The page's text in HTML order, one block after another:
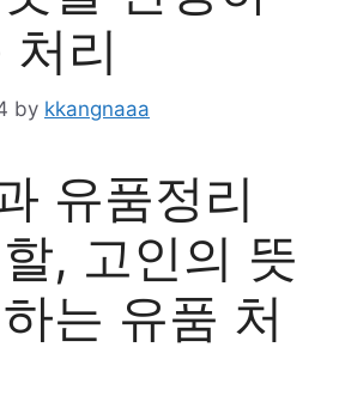
처리
by kkangnaaa
유품정리
, 고인의 뜻
는 유품 처